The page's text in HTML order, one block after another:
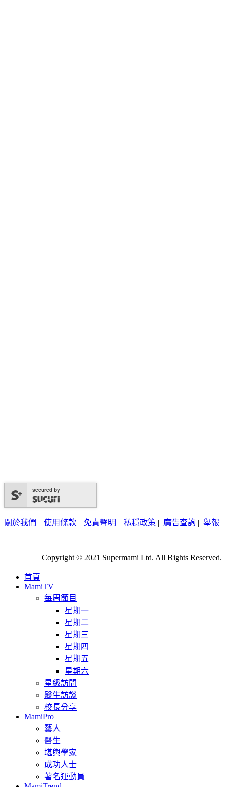
secured by
關於我們 | 使用條款 | 免責聲明 | 私穩政策 | 廣告查詢 | 舉報
Copyright © 2021 Supermami Ltd. All Rights Reserved.
首頁
MamiTV
每周節目
星期一
星期二
星期三
星期四
星期五
星期六
星級訪問
醫生訪談
校長分享
MamiPro
藝人
醫生
堪輿學家
成功人士
著名運動員